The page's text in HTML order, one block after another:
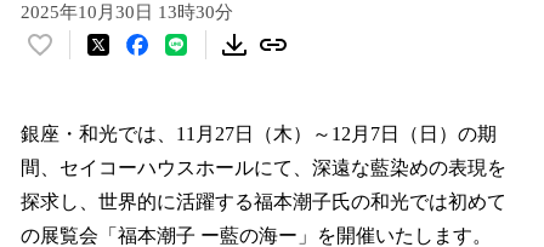
2025年10月30日 13時30分
い
！
を
読
み
銀座・和光では、11月27日（木）～12月7日（日）の期
間、セイコーハウスホールにて、深遠な藍染めの表現を
探求し、世界的に活躍する福本潮子氏の和光では初めて
の展覧会「福本潮子 ー藍の海ー」を開催いたします。